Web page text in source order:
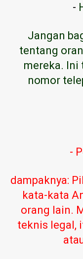
-
Jangan
tentang
mereka. Ini
nomor
-
dampaknya:
kata-kata
orang lain.
teknis legal,